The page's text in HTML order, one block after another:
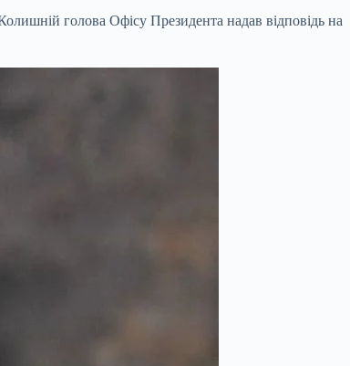
голова Офісу Президента надав відповідь на